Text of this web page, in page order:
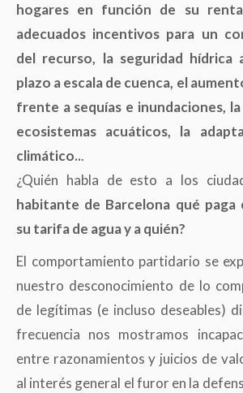
hogares en función de su
adecuados incentivos para un
del recurso, la seguridad hídrica
plazo a escala de cuenca, el
frente a sequías e inundaciones,
ecosistemas acuáticos, la
climático...
¿Quién habla de esto a los
habitante de Barcelona qué paga
su tarifa de agua y a quién?
El comportamiento partidario se
nuestro desconocimiento de lo
de legítimas (e incluso deseables)
frecuencia nos mostramos
entre razonamientos y juicios de
al interés general el furor en la